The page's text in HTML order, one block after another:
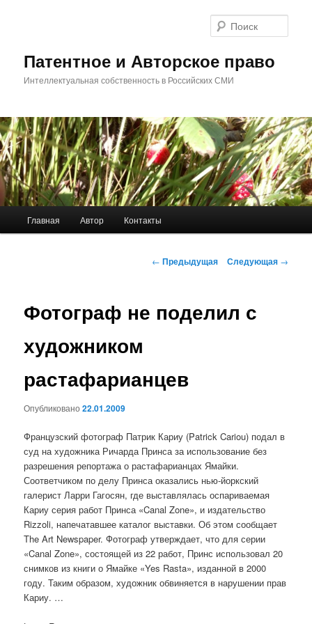
Патентное и Авторское право
Интеллектуальная собственность в Российских СМИ
Главная Автор Контакты
Навигация
← Предыдущая Следующая →
Фотограф не поделил с
художником
растафарианцев
Опубликовано22.01.2009
Французский фотограф Патрик Кариу (Patrick Cariou) подал в
суд на художника Ричарда Принса за использование без
разрешения репортажа о растафарианцах Ямайки.
Соответчиком по делу Принса оказались нью-йоркский
галерист Ларри Гагосян, где выставлялась оспариваемая
Кариу серия работ Принса «Canal Zone», и издательство
Rizzoli, напечатавшее каталог выставки. Об этом сообщает
The Art Newspaper. Фотограф утверждает, что для серии
«Canal Zone», состоящей из 22 работ, Принс использовал 20
снимков из книги о Ямайке «Yes Rasta», изданной в 2000
году. Таким образом, художник обвиняется в нарушении прав
Кариу. …